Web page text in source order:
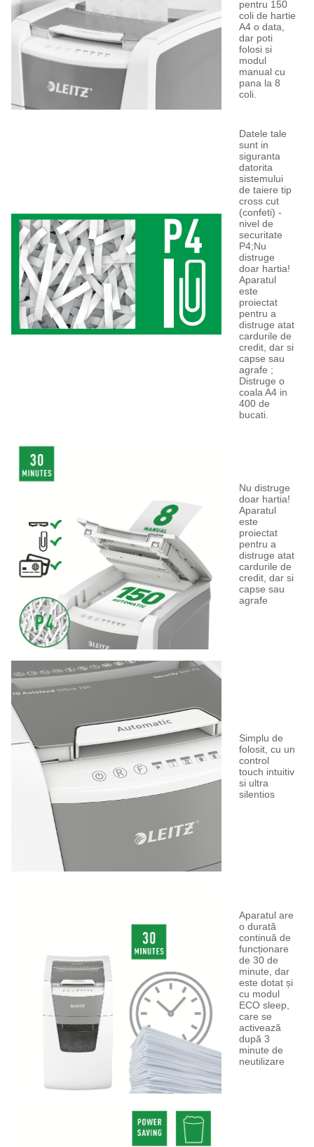
pentru 150
coli de hartie
A4 o data,
dar poti
folosi si
modul
manual cu
pana la 8
coli.
Datele tale
sunt in
siguranta
datorita
sistemului
de taiere tip
cross cut
(confeti) -
nivel de
securitate
P4;Nu
distruge
doar hartia!
Aparatul
este
proiectat
pentru a
distruge atat
cardurile de
credit, dar si
capse sau
agrafe ;
Distruge o
coala A4 in
400 de
bucati.
Nu distruge
doar hartia!
Aparatul
este
proiectat
pentru a
distruge atat
cardurile de
credit, dar si
capse sau
agrafe
Simplu de
folosit, cu un
control
touch intuitiv
si ultra
silentios
Aparatul are
o durată
continuă de
funcționare
de 30 de
minute, dar
este dotat și
cu modul
ECO sleep,
care se
activează
după 3
minute de
neutilizare